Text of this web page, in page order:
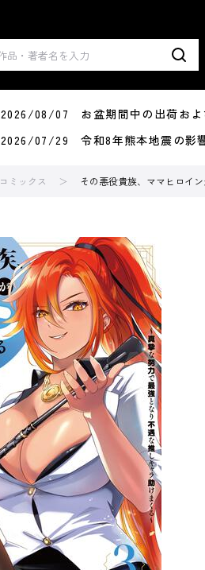
2026/08/07 お盆期間中の出荷およ
2026/07/29 令和8年熊本地震の影
コミックス その悪役貴族、ママヒロイ